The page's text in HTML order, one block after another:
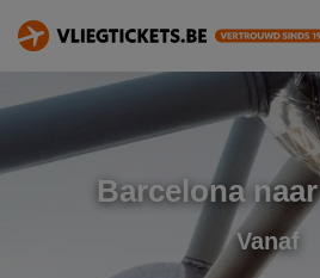
Barcelona
Vanaf